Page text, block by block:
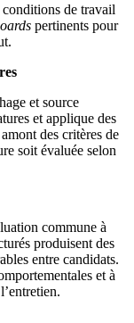
de travail
pertinents pour
et source
et applique des
des critères de
soit évaluée selon
commune à
produisent des
entre candidats.
et à